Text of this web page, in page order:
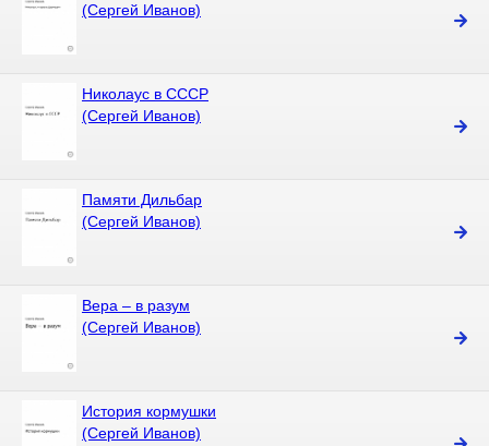
(Сергей Иванов)
Николаус в СССР
(Сергей Иванов)
Памяти Дильбар
(Сергей Иванов)
Вера – в разум
(Сергей Иванов)
История кормушки
(Сергей Иванов)